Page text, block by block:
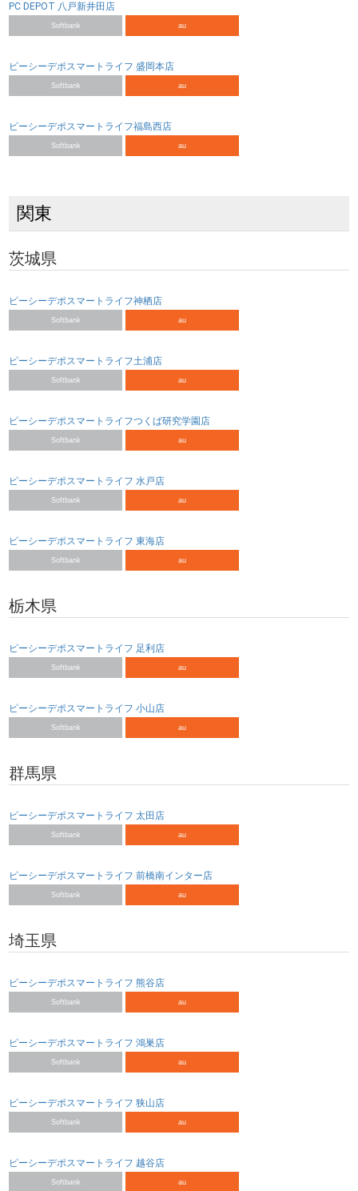
PC DEPOT 八戸新井田店
Softbank au
ピーシーデポスマートライフ 盛岡本店
Softbank au
ピーシーデポスマートライフ福島西店
Softbank au
関東
茨城県
ピーシーデポスマートライフ神栖店
Softbank au
ピーシーデポスマートライフ土浦店
Softbank au
ピーシーデポスマートライフつくば研究学園店
Softbank au
ピーシーデポスマートライフ 水戸店
Softbank au
ピーシーデポスマートライフ 東海店
Softbank au
栃木県
ピーシーデポスマートライフ 足利店
Softbank au
ピーシーデポスマートライフ 小山店
Softbank au
群馬県
ピーシーデポスマートライフ 太田店
Softbank au
ピーシーデポスマートライフ 前橋南インター店
Softbank au
埼玉県
ピーシーデポスマートライフ 熊谷店
Softbank au
ピーシーデポスマートライフ 鴻巣店
Softbank au
ピーシーデポスマートライフ 狭山店
Softbank au
ピーシーデポスマートライフ 越谷店
Softbank au